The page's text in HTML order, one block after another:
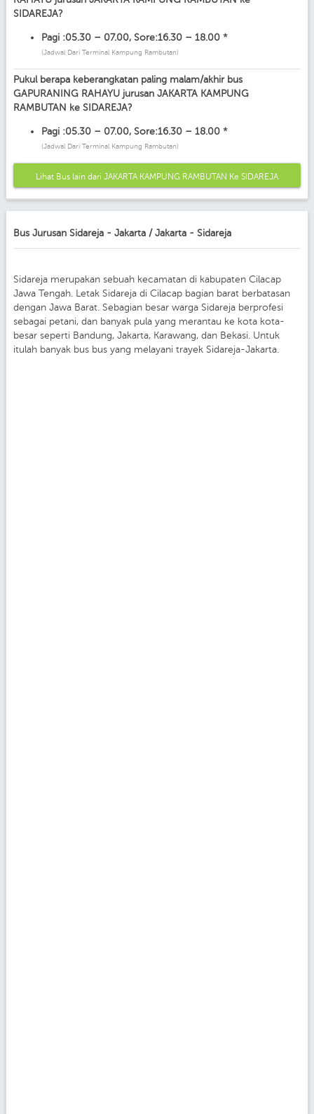
SIDAREJA?
Pagi :05.30 – 07.00, Sore:16.30 – 18.00 *
(Jadwal Dari Terminal Kampung Rambutan)
Pukul berapa keberangkatan paling malam/akhir bus
GAPURANING RAHAYU jurusan JAKARTA KAMPUNG
RAMBUTAN ke SIDAREJA?
Pagi :05.30 – 07.00, Sore:16.30 – 18.00 *
(Jadwal Dari Terminal Kampung Rambutan)
Lihat Bus lain dari JAKARTA KAMPUNG RAMBUTAN Ke SIDAREJA
Bus Jurusan Sidareja - Jakarta / Jakarta - Sidareja
Sidareja merupakan sebuah kecamatan di kabupaten Cilacap
Jawa Tengah. Letak Sidareja di Cilacap bagian barat berbatasan
dengan Jawa Barat. Sebagian besar warga Sidareja berprofesi
sebagai petani, dan banyak pula yang merantau ke kota kota-
besar seperti Bandung, Jakarta, Karawang, dan Bekasi. Untuk
itulah banyak bus bus yang melayani trayek Sidareja-Jakarta.